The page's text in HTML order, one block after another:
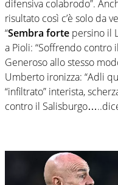
difensiva colabrodo”.
risultato così c’è solo da
“Sembra forte persino il
a Pioli: “Soffrendo contro
Generoso allo stesso
Umberto ironizza: “Adli
“infiltrato” interista,
contro il